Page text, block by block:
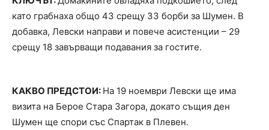
като грабнаха общо 43 срещу 33 борби за Шумен. В
добавка, Левски направи и повече асистенции – 29
срещу 18 завърващи подавания за гостите.
КАКВО ПРЕДСТОИ: На 19 ноември Левски ще има
визита на Берое Стара Загора, докато същия ден
Шумен ще спори със Спартак в Плевен.